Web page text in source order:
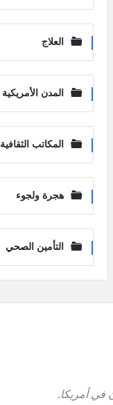
العلاج
المدن الأمريكية
المكاتب الثقافية
هجرة ولجوء
التأمين الصحي
في أمريكا.